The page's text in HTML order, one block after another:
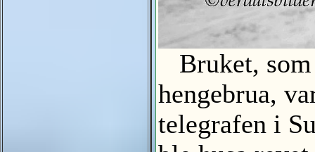
Bruket,
hengebrua,
telegrafen i